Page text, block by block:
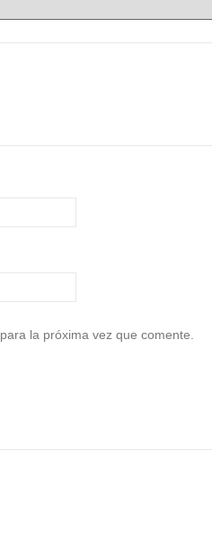
la próxima vez que comente.